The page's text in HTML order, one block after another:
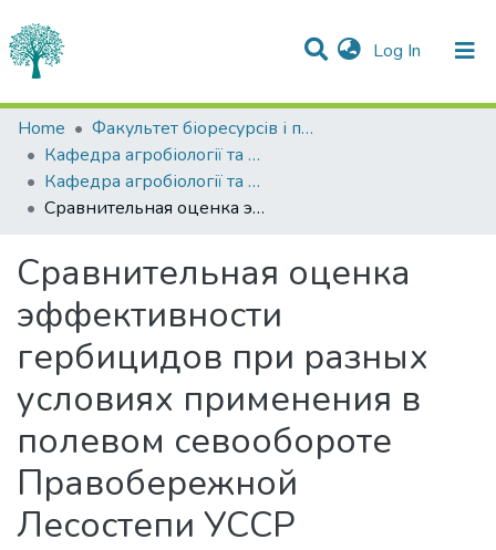
Log In (current)
Statistics
Communities & Collections
All of DSpace
Home
Факультет біоресурсів і природокористування
Кафедра агробіології та біохімії
Кафедра агробіології та біохімії
Сравнительная оценка эффективности гербицидов при разных условиях применения в полевом севообороте Правобережной Лесостепи УССР
Сравнительная оценка
эффективности
гербицидов при разных
условиях применения в
полевом севообороте
Правобережной
Лесостепи УССР